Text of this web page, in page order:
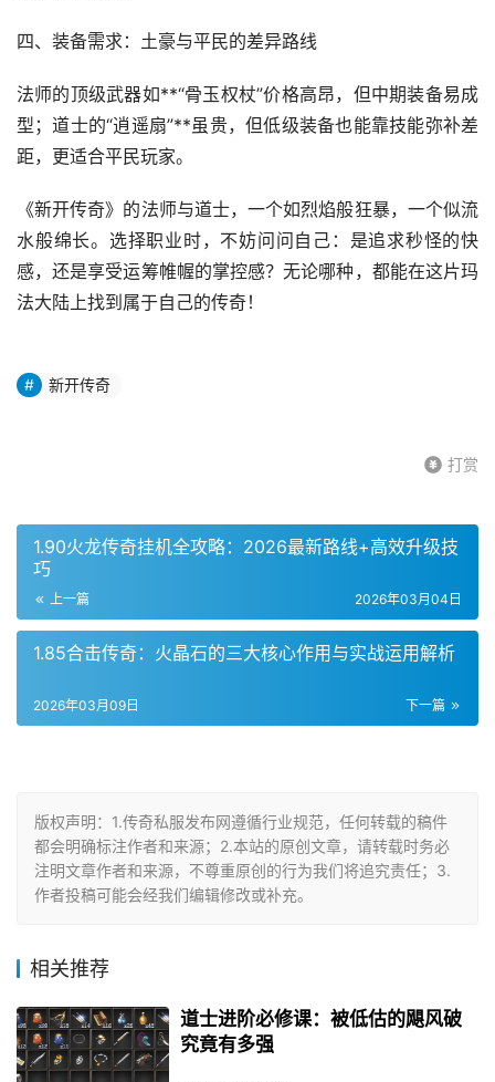
四、装备需求：土豪与平民的差异路线
法师的顶级武器如**“骨玉权杖”价格高昂，但中期装备易成
型；道士的“逍遥扇”**虽贵，但低级装备也能靠技能弥补差
距，更适合平民玩家。
《新开传奇》的法师与道士，一个如烈焰般狂暴，一个似流
水般绵长。选择职业时，不妨问问自己：是追求秒怪的快
感，还是享受运筹帷幄的掌控感？无论哪种，都能在这片玛
法大陆上找到属于自己的传奇！
新开传奇
打赏
1.90火龙传奇挂机全攻略：2026最新路线+高效升级技
巧
上一篇 2026年03月04日
1.85合击传奇：火晶石的三大核心作用与实战运用解析
下一篇
2026年03月09日
版权声明：1.传奇私服发布网遵循行业规范，任何转载的稿件
都会明确标注作者和来源；2.本站的原创文章，请转载时务必
注明文章作者和来源，不尊重原创的行为我们将追究责任；3.
作者投稿可能会经我们编辑修改或补充。
相关推荐
道士进阶必修课：被低估的飓风破
究竟有多强